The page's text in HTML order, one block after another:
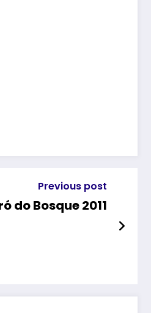
Previous post
do Bosque 2011